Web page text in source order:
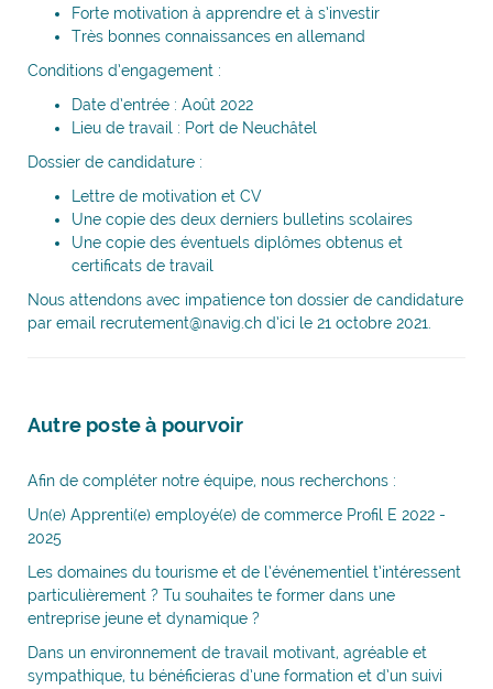
Forte motivation à apprendre et à s’investir
Très bonnes connaissances en allemand
Conditions d’engagement :
Date d’entrée : Août 2022
Lieu de travail : Port de Neuchâtel
Dossier de candidature :
Lettre de motivation et CV
Une copie des deux derniers bulletins scolaires
Une copie des éventuels diplômes obtenus et
certificats de travail
Nous attendons avec impatience ton dossier de candidature
par email recrutement@navig.ch d’ici le 21 octobre 2021.
Autre poste à pourvoir
Afin de compléter notre équipe, nous recherchons :
Un(e) Apprenti(e) employé(e) de commerce Profil E 2022 -
2025
Les domaines du tourisme et de l’événementiel t’intéressent
particulièrement ? Tu souhaites te former dans une
entreprise jeune et dynamique ?
Dans un environnement de travail motivant, agréable et
sympathique, tu bénéficieras d’une formation et d’un suivi